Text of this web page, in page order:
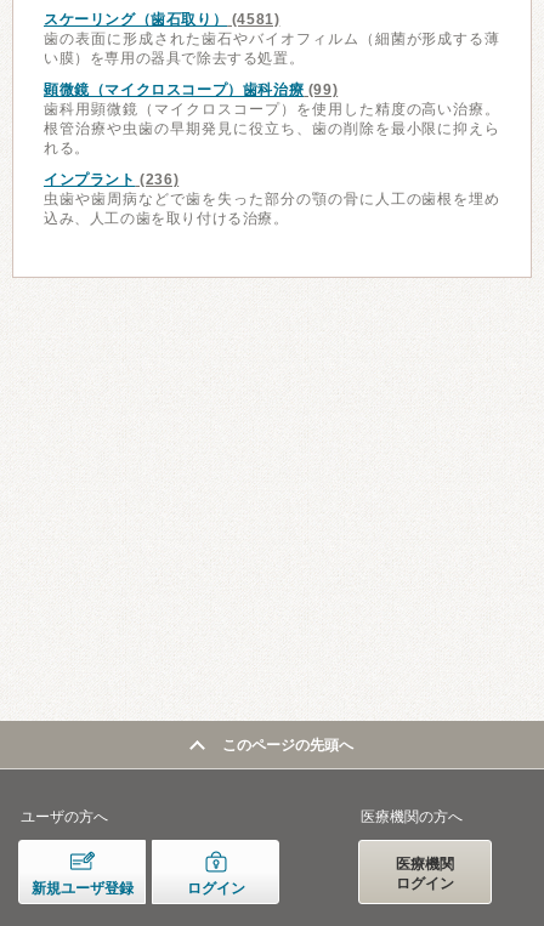
スケーリング（歯石取り）
(4581)
歯の表面に形成された歯石やバイオフィルム（細菌が形成する薄
い膜）を専用の器具で除去する処置。
顕微鏡（マイクロスコープ）歯科治療 (99)
歯科用顕微鏡（マイクロスコープ）を使用した精度の高い治療。
根管治療や虫歯の早期発見に役立ち、歯の削除を最小限に抑えら
れる。
インプラント (236)
虫歯や歯周病などで歯を失った部分の顎の骨に人工の歯根を埋め
込み、人工の歯を取り付ける治療。
このページの先頭へ
ユーザの方へ
新規ユーザ登録 ログイン
医療機関の方へ
医療機関
ログイン